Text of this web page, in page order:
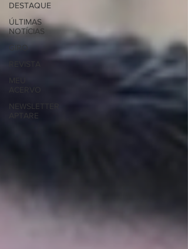
DESTAQUE
ÚLTIMAS
NOTÍCIAS
GIRO
NEWSLETTER
APTARE